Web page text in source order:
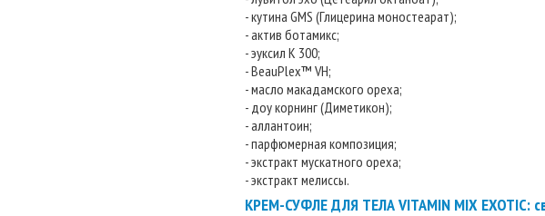
- кутина GMS (Глицерина моностеарат);
- актив ботамикс;
- эуксил К 300;
- BeauPlex™ VH;
- масло макадамского ореха;
- доу корнинг (Диметикон);
- аллантоин;
- парфюмерная композиция;
- экстракт мускатного ореха;
- экстракт мелиссы.
КРЕМ-СУФЛЕ ДЛЯ ТЕЛА VITAMIN MIX EXOTIC: